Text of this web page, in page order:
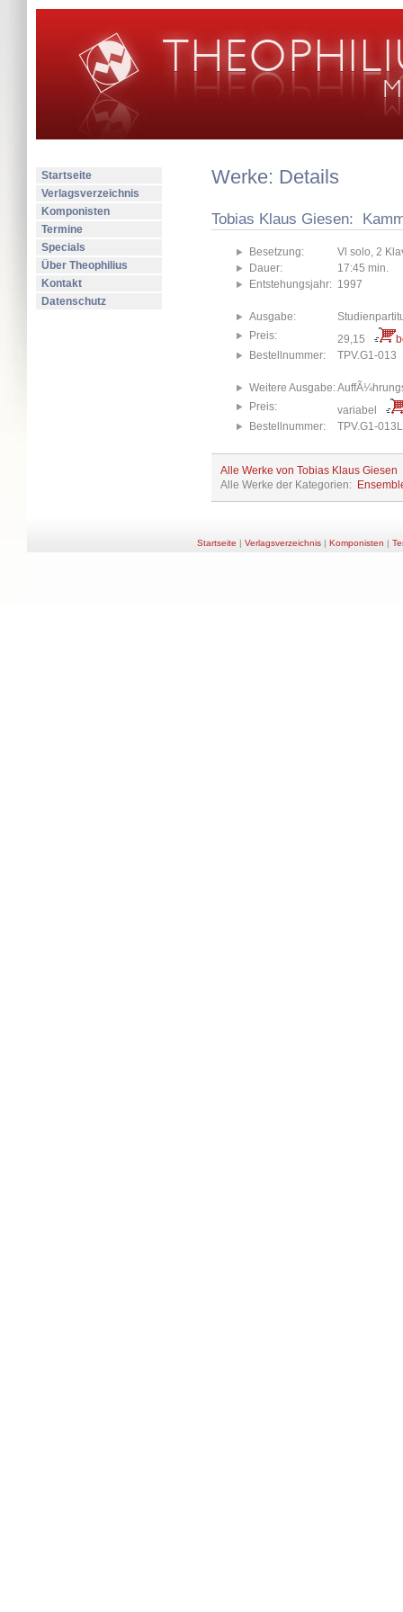
Startseite
Verlagsverzeichnis
Komponisten
Termine
Specials
Über Theophilius
Kontakt
Datenschutz
Werke: Details
Tobias Klaus Giesen:
Besetzung:
Vl solo, 2
Dauer:
17:45 min.
Entstehungsjahr: 1997
Ausgabe:
Preis:
29,15
Bestellnummer:
TPV.G1-013
Weitere Ausgabe:
Preis:
variabel
Bestellnummer:
TPV.G1-
Alle Werke von Tobias Klaus Giesen
Alle Werke der Kategorien:
Startseite | Verlagsverzeichnis| Komponisten |